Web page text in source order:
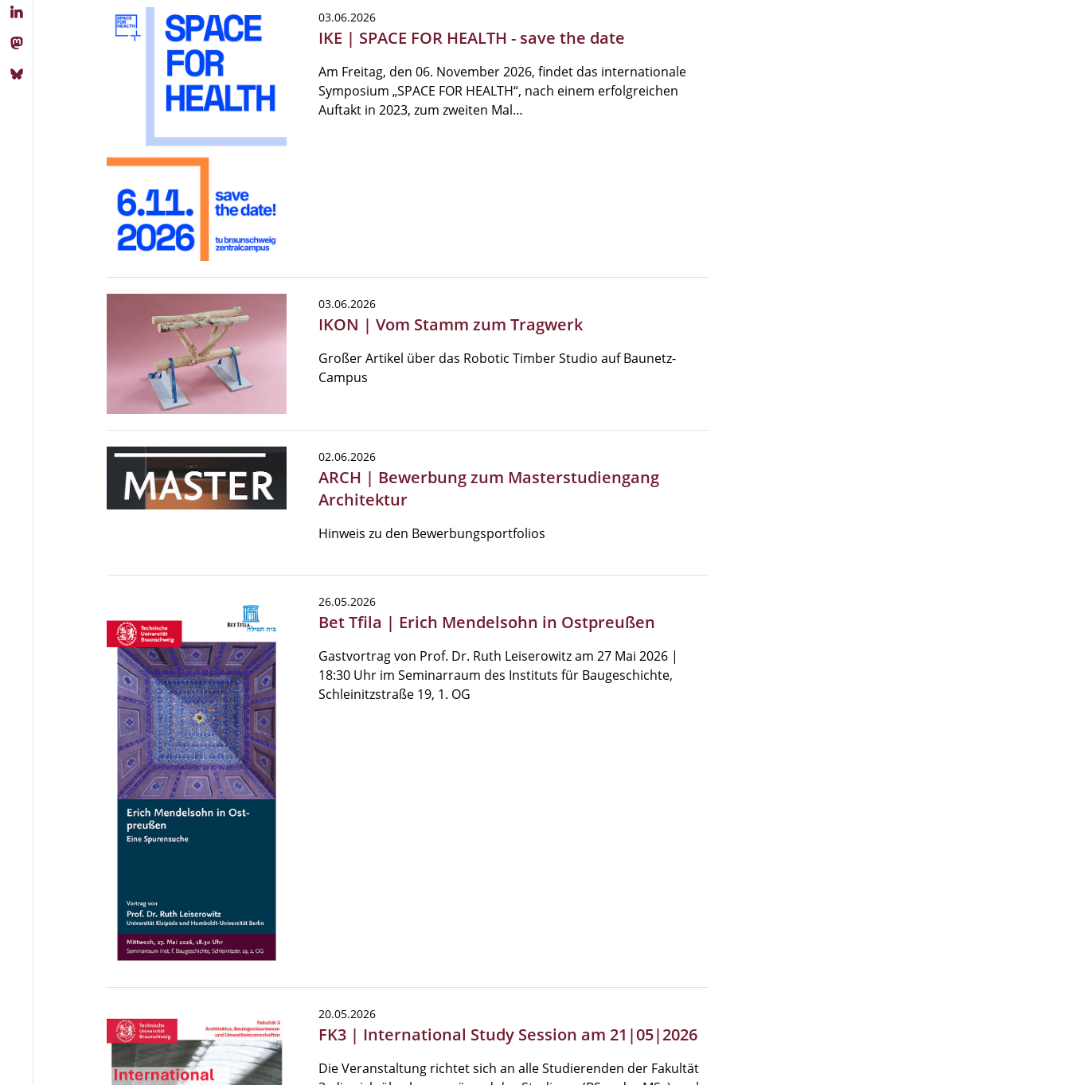
03.06.2026
IKE | SPACE FOR HEALTH - save the date
Am Freitag, den 06. November 2026, findet das internationale
Symposium „SPACE FOR HEALTH“, nach einem erfolgreichen
Auftakt in 2023, zum zweiten Mal…
03.06.2026
IKON | Vom Stamm zum Tragwerk
Großer Artikel über das Robotic Timber Studio auf Baunetz-
Campus
02.06.2026
ARCH | Bewerbung zum Masterstudiengang
Architektur
Hinweis zu den Bewerbungsportfolios
26.05.2026
Bet Tfila | Erich Mendelsohn in Ostpreußen
Gastvortrag von Prof. Dr. Ruth Leiserowitz am 27 Mai 2026 |
18:30 Uhr im Seminarraum des Instituts für Baugeschichte,
Schleinitzstraße 19, 1. OG
20.05.2026
FK3 | International Study Session am 21|05|2026
Die Veranstaltung richtet sich an alle Studierenden der Fakultät